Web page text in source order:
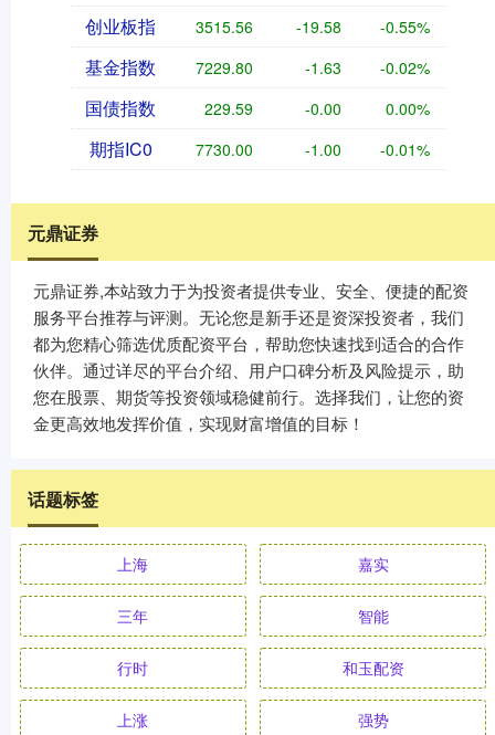
创业板指 3515.56 -19.58 -0.55%
基金指数 7229.80 -1.63 -0.02%
国债指数 229.59 -0.00 0.00%
期指IC0 7730.00 -1.00 -0.01%
元鼎证券
元鼎证券,本站致力于为投资者提供专业、安全、便捷的配资
服务平台推荐与评测。无论您是新手还是资深投资者，我们
都为您精心筛选优质配资平台，帮助您快速找到适合的合作
伙伴。通过详尽的平台介绍、用户口碑分析及风险提示，助
您在股票、期货等投资领域稳健前行。选择我们，让您的资
金更高效地发挥价值，实现财富增值的目标！
话题标签
上海 嘉实
三年 智能
行时 和玉配资
上涨 强势